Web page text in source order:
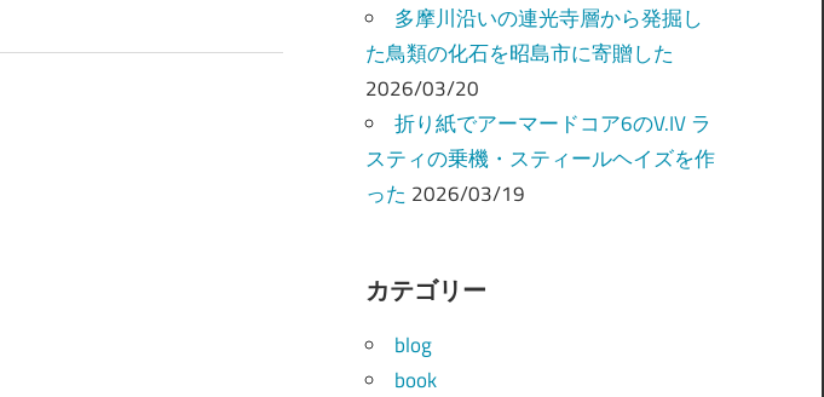
多摩川沿いの連光寺層から発掘し
た鳥類の化石を昭島市に寄贈した
2026/03/20
折り紙でアーマードコア6のV.IV ラ
スティの乗機・スティールヘイズを作
った 2026/03/19
カテゴリー
blog
book